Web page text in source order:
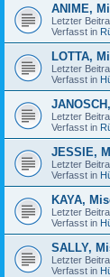
ANIME,
Letzter
Verfasst in
LOTTA,
Letzter
Verfasst in
Letzter
Verfasst in
JESSIE,
Letzter
Verfasst in
KAYA,
Letzter
Verfasst in
SALLY,
Letzter
Verfasst in